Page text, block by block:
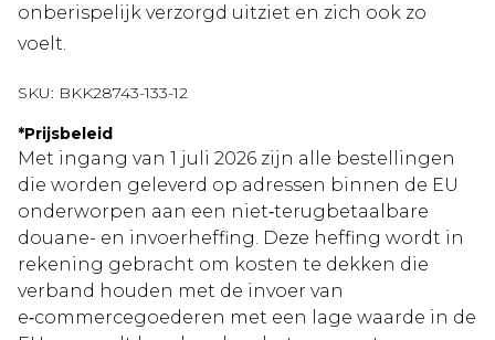
onberispelijk verzorgd uitziet en zich ook zo
voelt.
SKU: BKK28743-133-12
*Prijsbeleid
Met ingang van 1 juli 2026 zijn alle bestellingen
die worden geleverd op adressen binnen de EU
onderworpen aan een niet‑terugbetaalbare
douane- en invoerheffing. Deze heffing wordt in
rekening gebracht om kosten te dekken die
verband houden met de invoer van
e‑commercegoederen met een lage waarde in de